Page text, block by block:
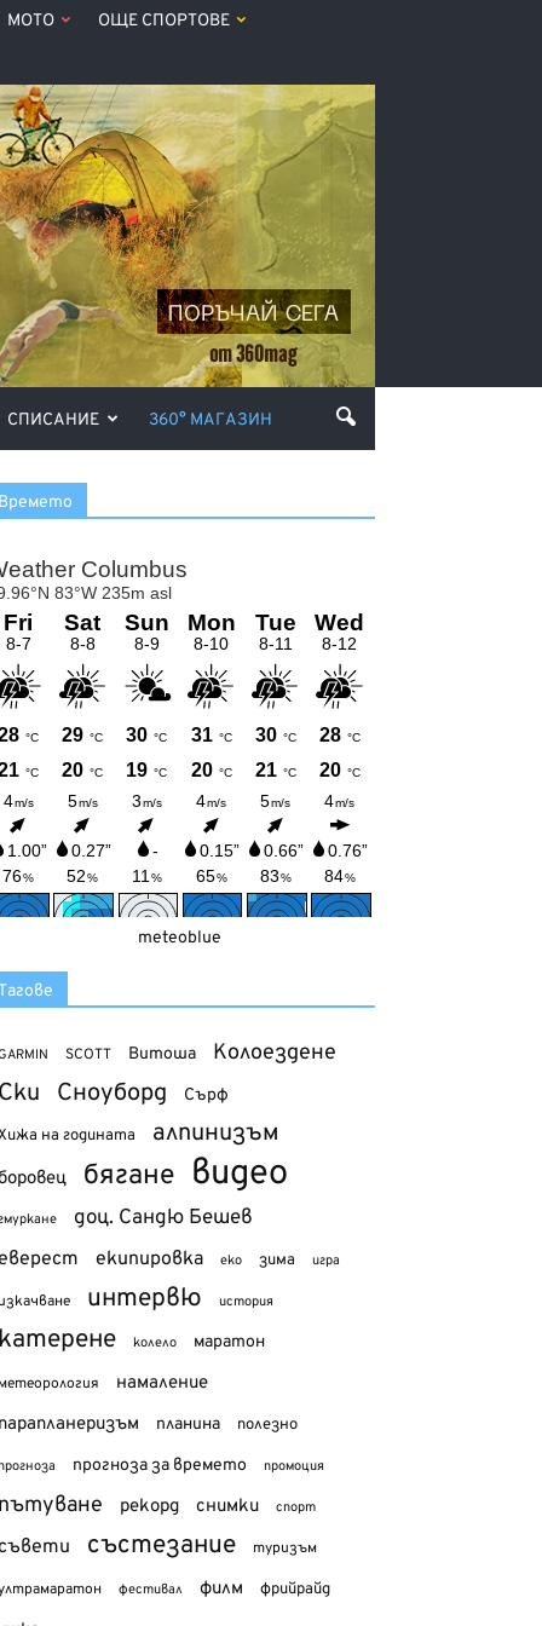
МОТО ОЩЕ СПОРТОВЕ
СПИСАНИЕ 360° МАГАЗИН
meteoblue
SCOTT Витоша Колоездене
Сноуборд Сърф
на годината алпинизъм
бягане видео
доц. Сандю Бешев
екипировка еко зима игра
интервю история
колело маратон
намаление
планина полезно
прогноза за времето промоция
рекорд снимки спорт
състезание туризъм
фестивал филм фрийрайд